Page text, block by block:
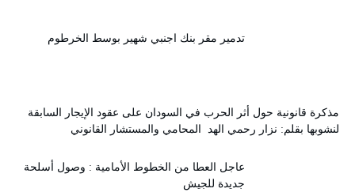
تدمير مقر بنك اجنبي شهير بوسط الخرطوم
مذكرة قانونية حول أثر الحرب في السودان على عقود الإيجار السابقة
لنشوبها بقلم: نزار رحمي الهد المحامي والمستشار القانوني
عاجل العطا من الخطوط الأمامية : وصول أسلحة
جديدة للجيش